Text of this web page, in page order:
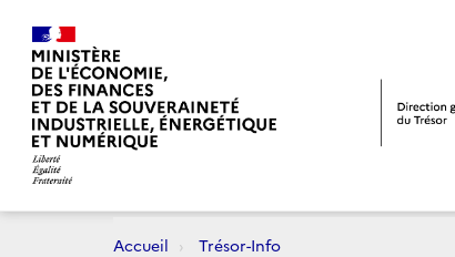
Accueil Trésor-Info